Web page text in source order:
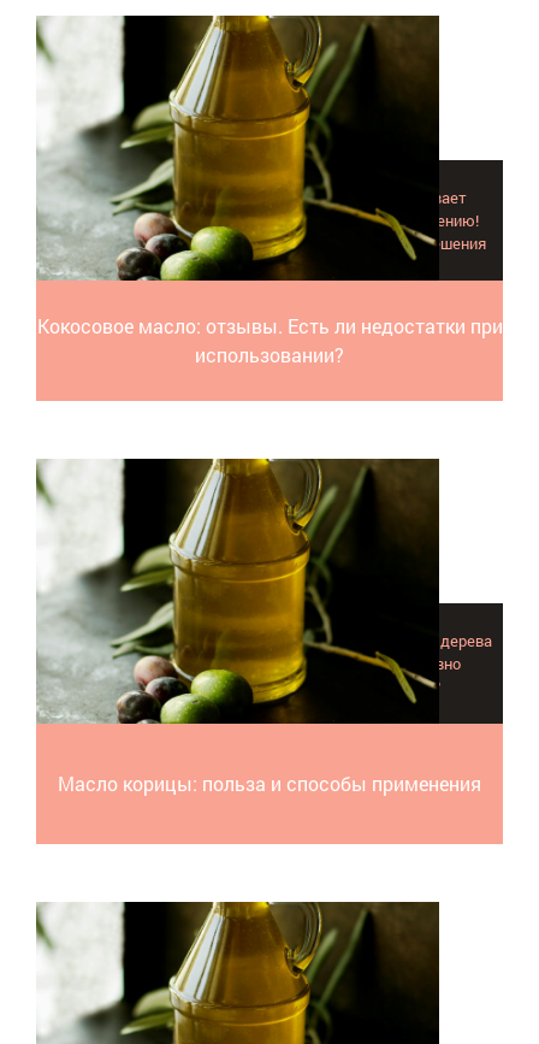
Кокосовое масло: отзывы. Есть ли недостатки при
использовании?
Кокосовое масло - отзывы говорят, оно разглаживает
морщины, укрепляет волосы и способствует похудению!
Рассказываем о недостатках кокоса, предлагаем решения
Масло корицы: польза и способы применения
Слышали ли вы о том, что в коре и листьях коричного дерева
содержится ценное масло корицы, которое активно
применяется в косметологии и ароматерапии?